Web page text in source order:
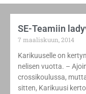
SE-Teamiin
7 maaliskuun, 2014
Karikuuselle on
nelisen vuotta. –
crossikoulussa,
sitten, Karikuusi